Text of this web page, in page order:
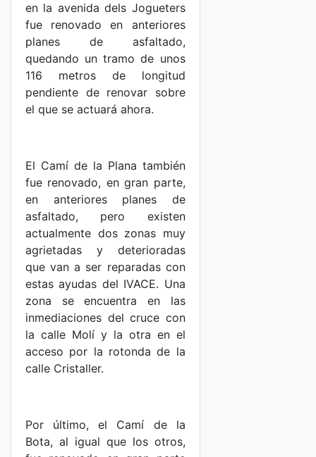
en la avenida dels Jogueters
fue renovado en anteriores
planes de asfaltado,
quedando un tramo de unos
116 metros de longitud
pendiente de renovar sobre
el que se actuará ahora.
El Camí de la Plana también
fue renovado, en gran parte,
en anteriores planes de
asfaltado, pero existen
actualmente dos zonas muy
agrietadas y deterioradas
que van a ser reparadas con
estas ayudas del IVACE. Una
zona se encuentra en las
inmediaciones del cruce con
la calle Molí y la otra en el
acceso por la rotonda de la
calle Cristaller.
Por último, el Camí de la
Bota, al igual que los otros,